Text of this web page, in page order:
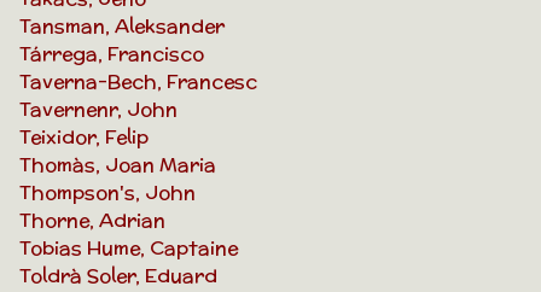
Tansman, Aleksander
Tárrega, Francisco
Taverna-Bech, Francesc
Tavernenr, John
Teixidor, Felip
Thomàs, Joan Maria
Thompson's, John
Thorne, Adrian
Tobias Hume, Captaine
Toldrà Soler, Eduard